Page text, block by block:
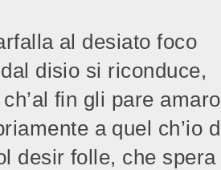
al desiato foco
disio si riconduce,
fin gli pare amaro
a quel ch’io
desir folle, che spera